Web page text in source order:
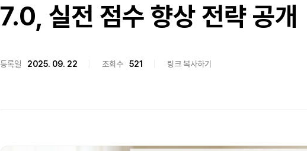
7.0, 실전 점수 향상 전략 공개
등록일 2025. 09. 22 조회수 521 링크 복사하기